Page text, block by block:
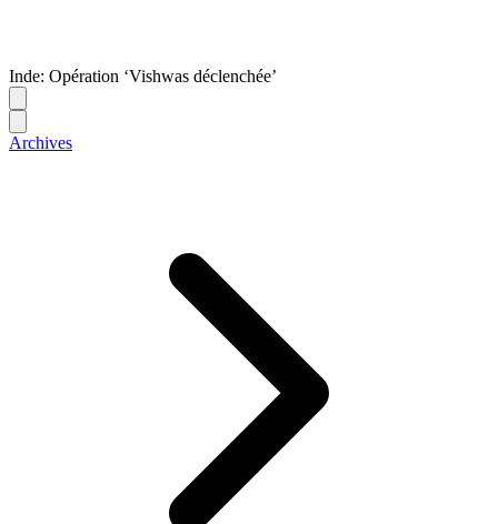
Inde: Opération ‘Vishwas déclenchée’
Archives